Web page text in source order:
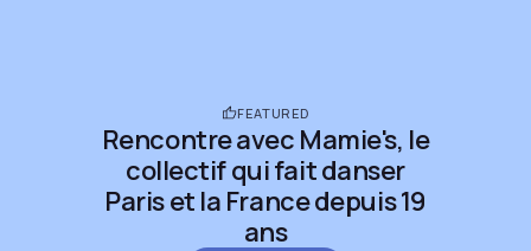
FEATURED
Rencontre avec Mamie's, le
collectif qui fait danser
Paris et la France depuis 19
ans